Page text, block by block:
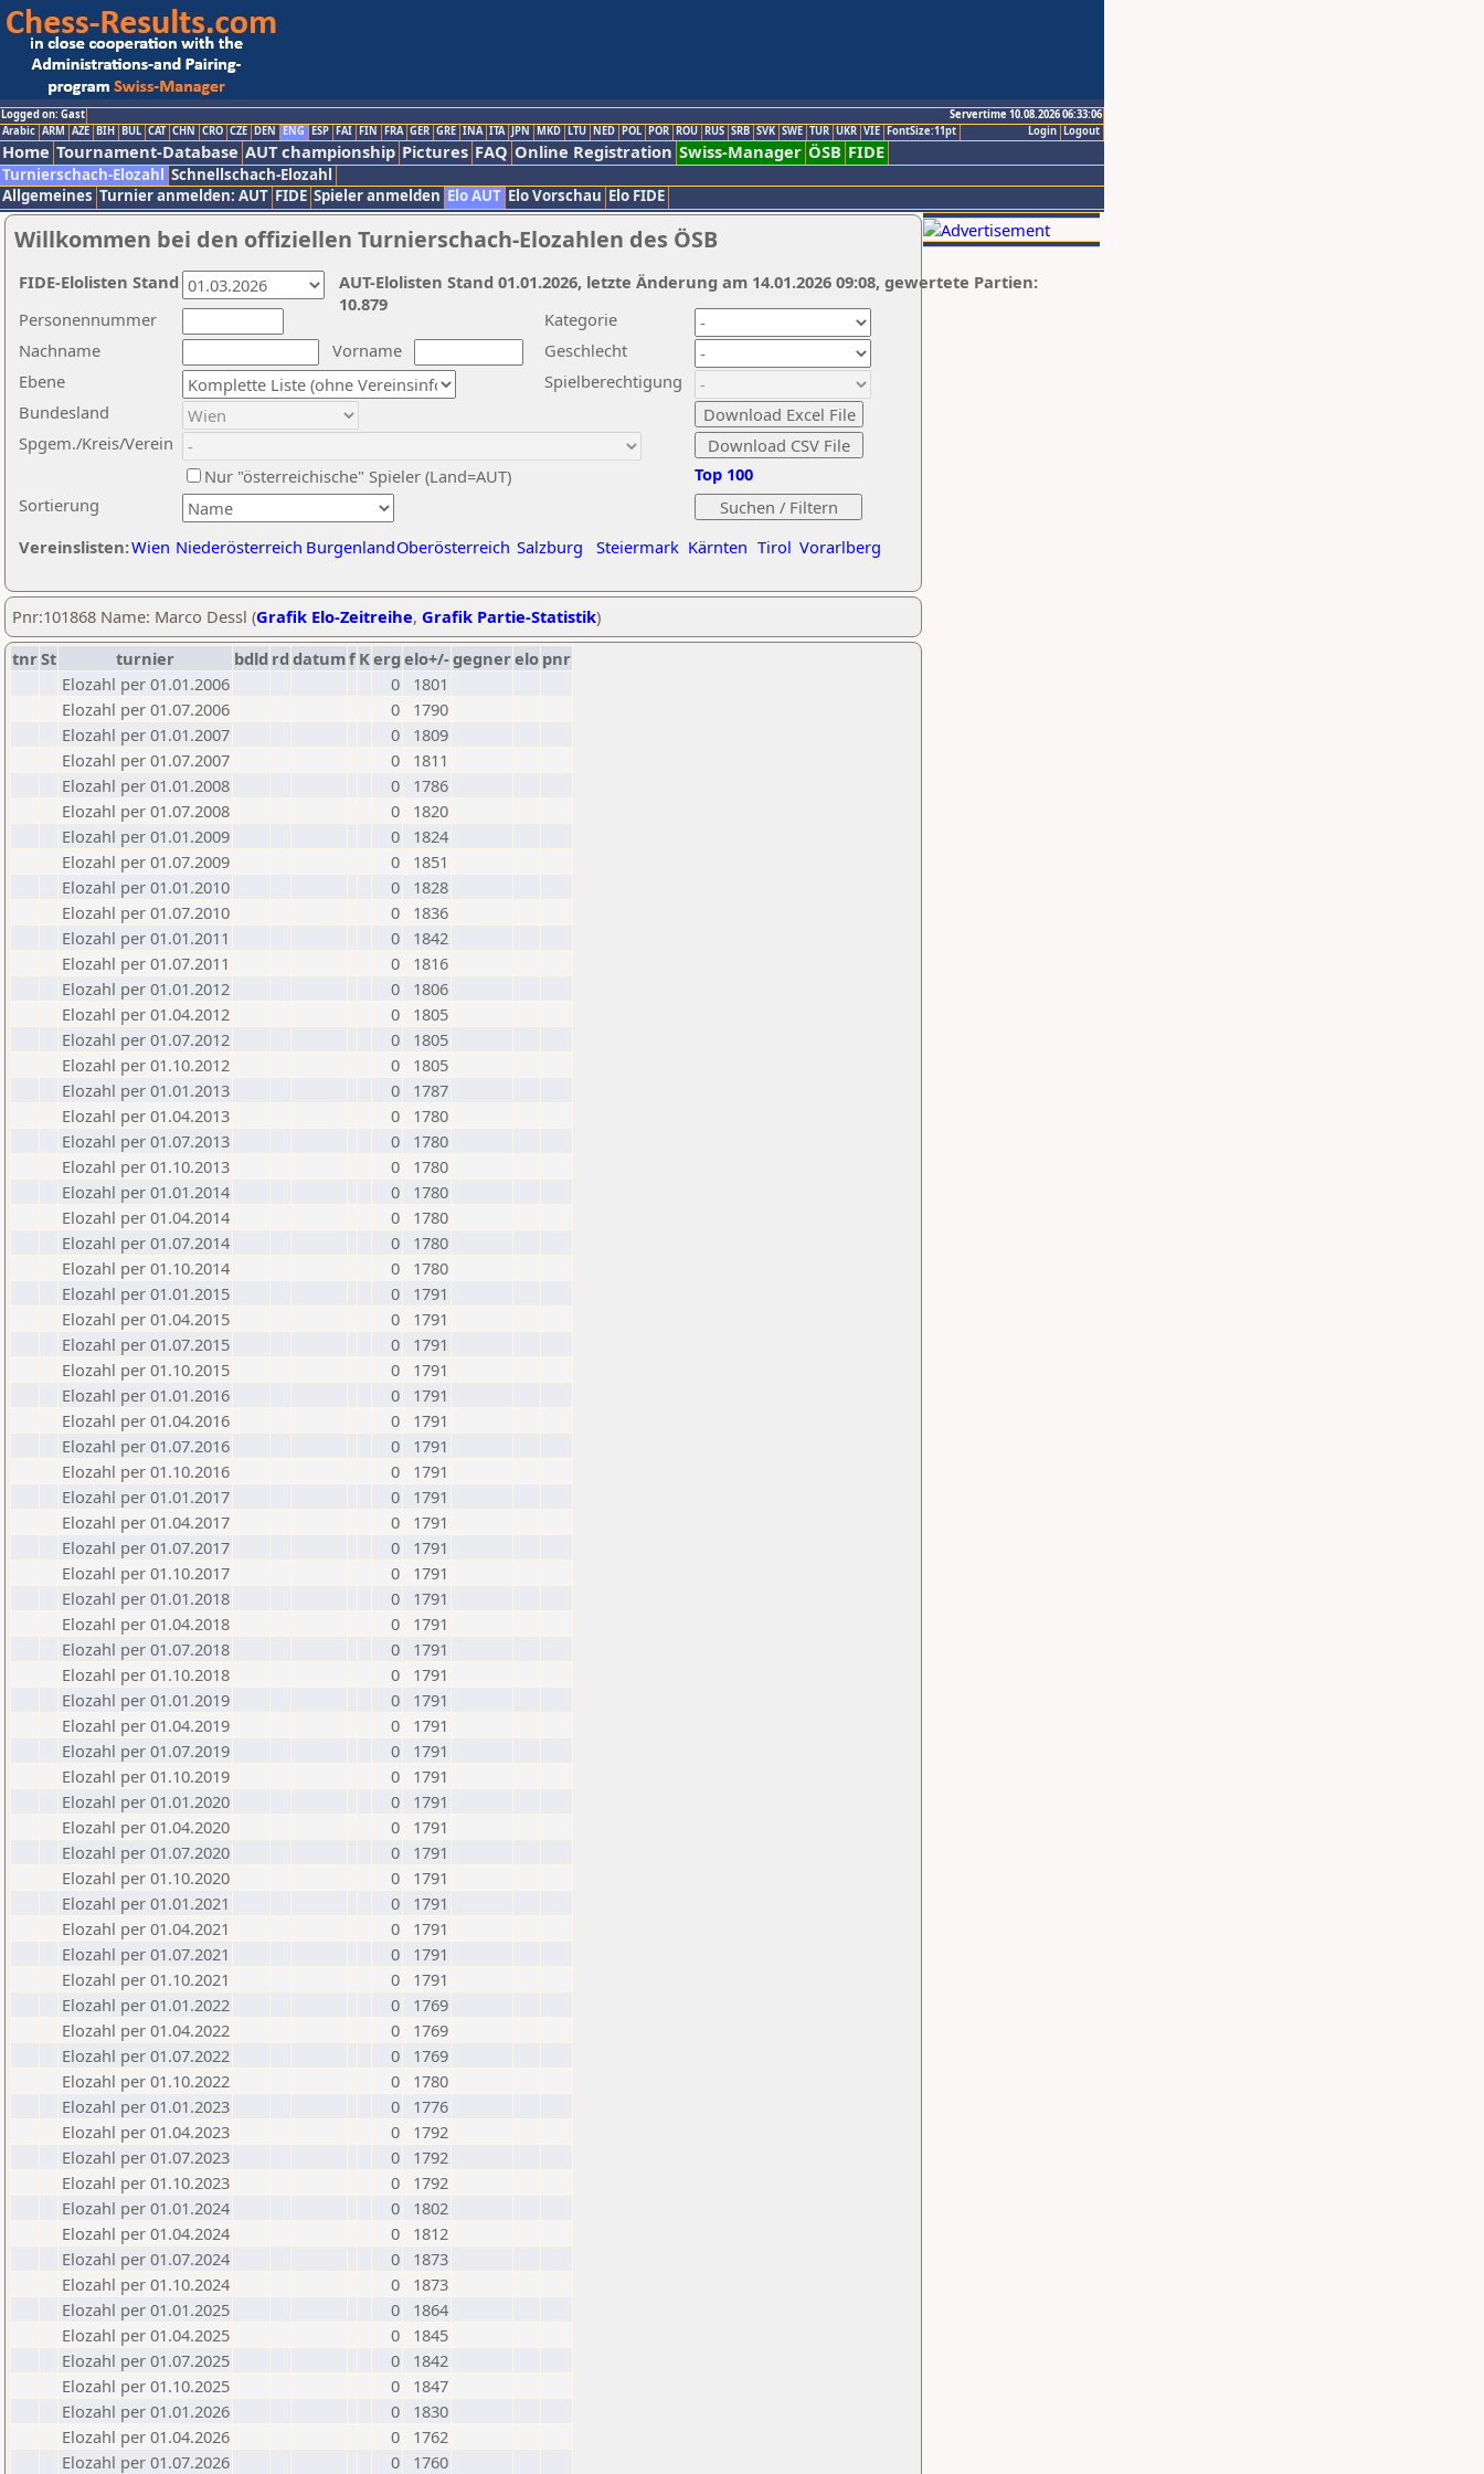
Logged on: Gast
Servertime 10.08.2026 06:33:06
Logout
Login
Arabic ARM AZE BIH BUL CAT CHN CRO CZE DEN ENG ESP FAI FIN FRA GER GRE INA ITA JPN MKD LTU NED POL POR ROU RUS SRB SVK SWE TUR UKR VIE FontSize:11pt
Home Tournament-Database AUT championship Pictures FAQ Online Registration Swiss-Manager ÖSB FIDE
Turnierschach-Elozahl Schnellschach-Elozahl
Allgemeines Turnier anmelden: AUT FIDE Spieler anmelden Elo AUT Elo Vorschau Elo FIDE
Willkommen bei den offiziellen Turnierschach-Elozahlen des ÖSB
Nachname
Vorname
Ebene
Kategorie
Sortierung
Personennummer
Bundesland
Spgem./Kreis/Verein
Geschlecht
Nur "österreichische" Spieler (Land=AUT)
Spielberechtigung
Vereinslisten:Wien Niederösterreich BurgenlandOberösterreich Salzburg Steiermark Kärnten Tirol Vorarlberg
Top 100
AUT-Elolisten Stand 01.01.2026, letzte Änderung am 14.01.2026 09:08, gewertete Partien:
10.879
FIDE-Elolisten Stand
Pnr:101868 Name: Marco Dessl (Grafik Elo-Zeitreihe, Grafik Partie-Statistik)
tnrSt turnier bdld rd datumf Kerg elo+/-gegnerelo pnr
Elozahl per 01.01.2006
0
1801
Elozahl per 01.07.2006
0
1790
Elozahl per 01.01.2007
0
1809
Elozahl per 01.07.2007
0
1811
Elozahl per 01.01.2008
0
1786
Elozahl per 01.07.2008
0
1820
Elozahl per 01.01.2009
0
1824
Elozahl per 01.07.2009
0
1851
Elozahl per 01.01.2010
0
1828
Elozahl per 01.07.2010
0
1836
Elozahl per 01.01.2011
0
1842
Elozahl per 01.07.2011
0
1816
Elozahl per 01.01.2012
0
1806
Elozahl per 01.04.2012
0
1805
Elozahl per 01.07.2012
0
1805
Elozahl per 01.10.2012
0
1805
Elozahl per 01.01.2013
0
1787
Elozahl per 01.04.2013
0
1780
Elozahl per 01.07.2013
0
1780
Elozahl per 01.10.2013
0
1780
Elozahl per 01.01.2014
0
1780
Elozahl per 01.04.2014
0
1780
Elozahl per 01.07.2014
0
1780
Elozahl per 01.10.2014
0
1780
Elozahl per 01.01.2015
0
1791
Elozahl per 01.04.2015
0
1791
Elozahl per 01.07.2015
0
1791
Elozahl per 01.10.2015
0
1791
Elozahl per 01.01.2016
0
1791
Elozahl per 01.04.2016
0
1791
Elozahl per 01.07.2016
0
1791
Elozahl per 01.10.2016
0
1791
Elozahl per 01.01.2017
0
1791
Elozahl per 01.04.2017
0
1791
Elozahl per 01.07.2017
0
1791
Elozahl per 01.10.2017
0
1791
Elozahl per 01.01.2018
0
1791
Elozahl per 01.04.2018
0
1791
Elozahl per 01.07.2018
0
1791
Elozahl per 01.10.2018
0
1791
Elozahl per 01.01.2019
0
1791
Elozahl per 01.04.2019
0
1791
Elozahl per 01.07.2019
0
1791
Elozahl per 01.10.2019
0
1791
Elozahl per 01.01.2020
0
1791
Elozahl per 01.04.2020
0
1791
Elozahl per 01.07.2020
0
1791
Elozahl per 01.10.2020
0
1791
Elozahl per 01.01.2021
0
1791
Elozahl per 01.04.2021
0
1791
Elozahl per 01.07.2021
0
1791
Elozahl per 01.10.2021
0
1791
Elozahl per 01.01.2022
0
1769
Elozahl per 01.04.2022
0
1769
Elozahl per 01.07.2022
0
1769
Elozahl per 01.10.2022
0
1780
Elozahl per 01.01.2023
0
1776
Elozahl per 01.04.2023
0
1792
Elozahl per 01.07.2023
0
1792
Elozahl per 01.10.2023
0
1792
Elozahl per 01.01.2024
0
1802
Elozahl per 01.04.2024
0
1812
Elozahl per 01.07.2024
0
1873
Elozahl per 01.10.2024
0
1873
Elozahl per 01.01.2025
0
1864
Elozahl per 01.04.2025
0
1845
Elozahl per 01.07.2025
0
1842
Elozahl per 01.10.2025
0
1847
Elozahl per 01.01.2026
0
1830
Elozahl per 01.04.2026
0
1762
Elozahl per 01.07.2026
0 1760